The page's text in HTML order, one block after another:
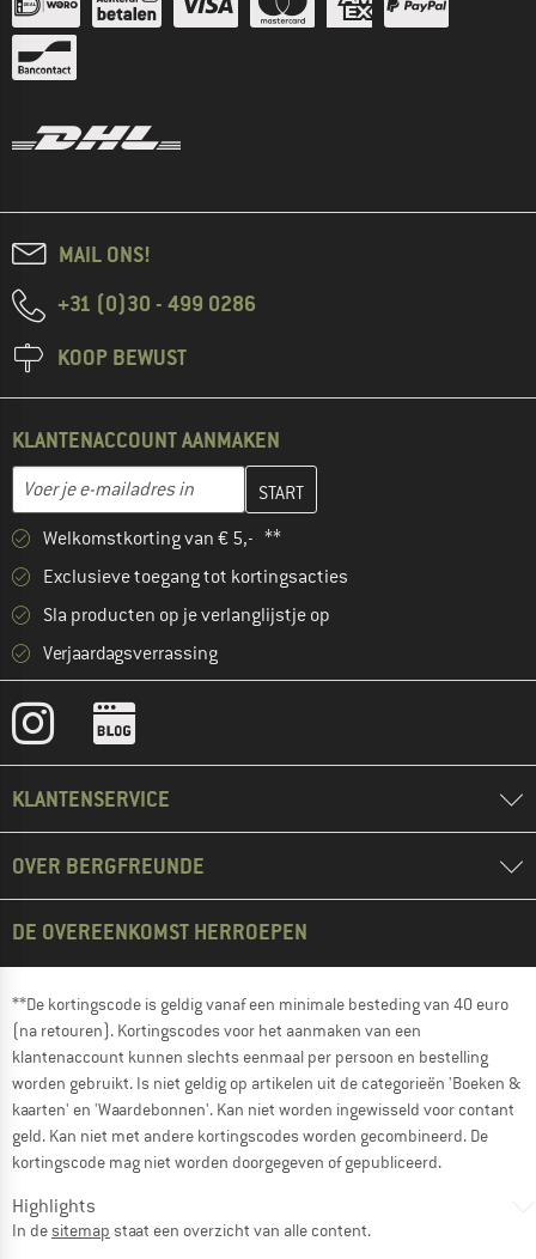
MAIL ONS!
+31 (0)30 - 499 0286
KOOP BEWUST
KLANTENACCOUNT AANMAKEN
E-mailadres
Vul je e-mailadres hier in en maak in de volgende stap je
Welkomstkorting van € 5,- **
Exclusieve toegang tot kortingsacties
Sla producten op je verlanglijstje op
Verjaardagsverrassing
KLANTENSERVICE
OVER BERGFREUNDE
DE OVEREENKOMST HERROEPEN
**De kortingscode is geldig vanaf een minimale besteding van 40 euro
(na retouren). Kortingscodes voor het aanmaken van een
klantenaccount kunnen slechts eenmaal per persoon en bestelling
worden gebruikt. Is niet geldig op artikelen uit de categorieën 'Boeken &
kaarten' en 'Waardebonnen'. Kan niet worden ingewisseld voor contant
geld. Kan niet met andere kortingscodes worden gecombineerd. De
kortingscode mag niet worden doorgegeven of gepubliceerd.
Highlights
In desitemap staat een overzicht van alle content.